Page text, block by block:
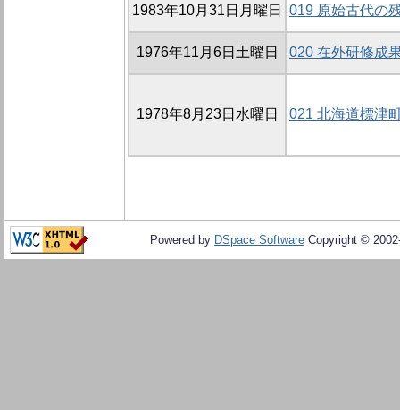
1983年10月31日月曜日 019 原始古代の
1976年11月6日土曜日 020 在外研修成
1978年8月23日水曜日 021 北海道標津
Powered by DSpace Software Copyright ©